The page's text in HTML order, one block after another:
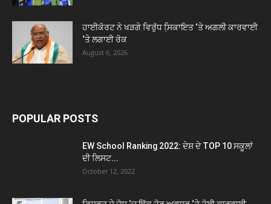
ਹਾਈਕੋਰਟ ਨੇ ਖੜਗੇ ਵਿਰੁੱਧ ਸਿ਼ਕਾਇਤ ‘ਤੇ ਅਗਲੀ ਕਾਰਵਾਈ
‘ਤੇ ਲਗਾਈ ਰੋਕ
August 6, 2026
POPULAR POSTS
EW School Ranking 2022: ਦੇਸ਼ ਦੇ TOP 10 ਸਕੂਲਾਂ
ਦੀ ਲਿਸਟ...
October 12, 2022